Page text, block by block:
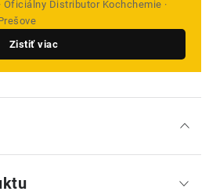
Oficiálny Distributor Kochchemie ·
Zistiť viac